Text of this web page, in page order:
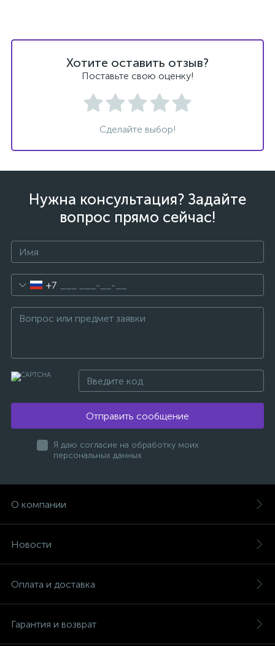
Хотите оставить отзыв?
Поставьте свою оценку!
Сделайте выбор!
Нужна консультация? Задайте
вопрос прямо сейчас!
+7
Отправить сообщение
Я даю согласие на обработку моих
персональных данных
О компании
Новости
Оплата и доставка
Гарантия и возврат